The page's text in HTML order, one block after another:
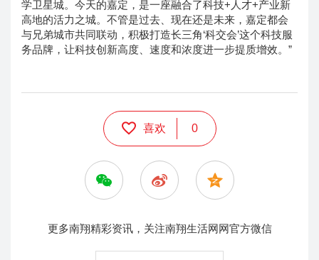
学卫星城。今天的嘉定，是一座融合了科技+人才+产业新
高地的活力之城。不管是过去、现在还是未来，嘉定都会
与兄弟城市共同联动，积极打造长三角‘科交会’这个科技服
务品牌，让科技创新高度、速度和浓度进一步提质增效。”
喜欢 0
更多南翔精彩资讯，关注南翔生活网网官方微信